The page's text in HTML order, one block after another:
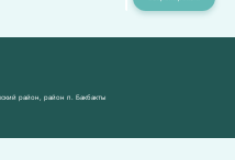
район, район п. Бакбакты